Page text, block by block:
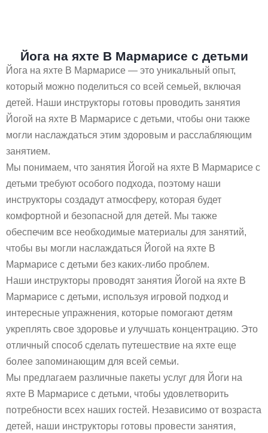
Йога на яхте В Мармарисе с детьми
Йога на яхте В Мармарисе — это уникальный опыт,
который можно поделиться со всей семьей, включая
детей. Наши инструкторы готовы проводить занятия
Йогой на яхте В Мармарисе с детьми, чтобы они также
могли наслаждаться этим здоровым и расслабляющим
занятием.
Мы понимаем, что занятия Йогой на яхте В Мармарисе с
детьми требуют особого подхода, поэтому наши
инструкторы создадут атмосферу, которая будет
комфортной и безопасной для детей. Мы также
обеспечим все необходимые материалы для занятий,
чтобы вы могли наслаждаться Йогой на яхте В
Мармарисе с детьми без каких-либо проблем.
Наши инструкторы проводят занятия Йогой на яхте В
Мармарисе с детьми, используя игровой подход и
интересные упражнения, которые помогают детям
укреплять свое здоровье и улучшать концентрацию. Это
отличный способ сделать путешествие на яхте еще
более запоминающим для всей семьи.
Мы предлагаем различные пакеты услуг для Йоги на
яхте В Мармарисе с детьми, чтобы удовлетворить
потребности всех наших гостей. Независимо от возраста
детей, наши инструкторы готовы провести занятия,